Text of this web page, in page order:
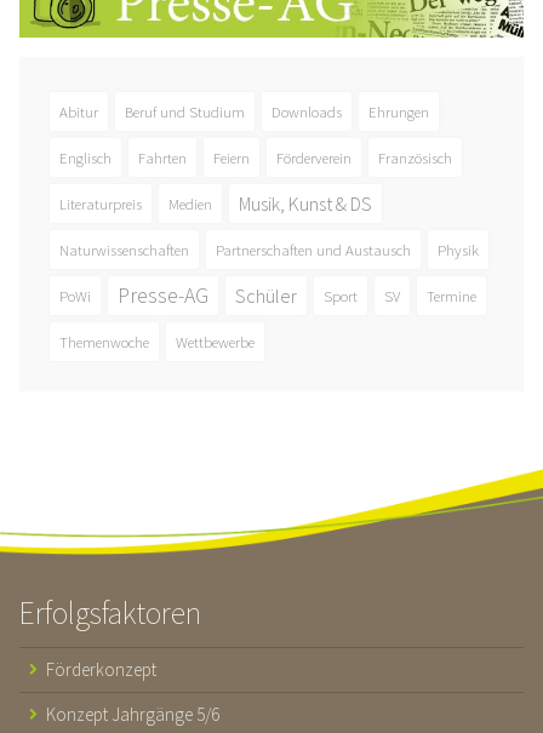
Abitur Beruf und Studium Downloads Ehrungen
Englisch Fahrten Feiern Förderverein Französisch
Literaturpreis Medien Musik, Kunst & DS
Naturwissenschaften Partnerschaften und Austausch Physik
PoWi Presse-AG Schüler Sport SV Termine
Themenwoche Wettbewerbe
Erfolgsfaktoren
Förderkonzept
Konzept Jahrgänge 5/6